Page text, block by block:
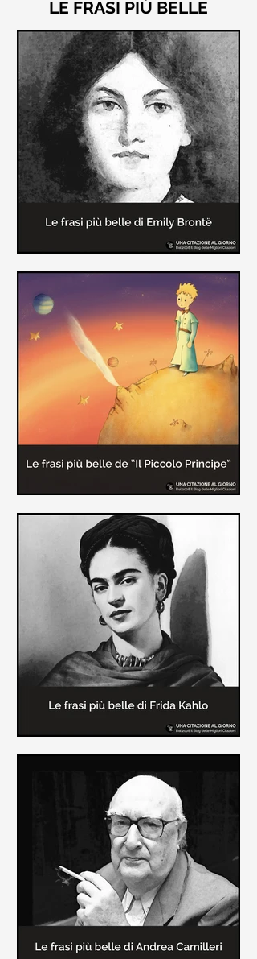
LE FRASI PIÙ BELLE
Le frasi più belle di "Cime
Tempestose" di Emily Brontë
"Cime Tempestose" rimane l'unico
romanzo scritto da Emily Brontë
causa la tubercolosi che le tolse la
vita ad appena 30 anni (...)
Le frasi più belle de "Il piccolo
principe" di Antoine de Saint-
Exupèry
Raccolta delle frasi più belle del
Piccolo Principe che trasmettono il
messaggio più significativo: le cose
più importanti della vita (...)
In questa pagina sono raccolte le
frasi più belle di Frida Kahlo
sull'amore e sulla vita.